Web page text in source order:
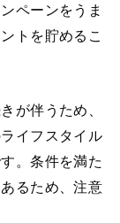
ペーンをうま
トを貯めるこ
が伴うため、
イフスタイル
。条件を満た
るため、注意